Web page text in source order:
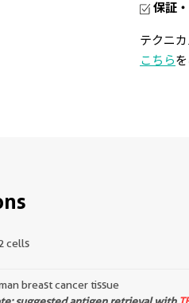
保証
テクニ
こちら
cells
breast cancer tissue